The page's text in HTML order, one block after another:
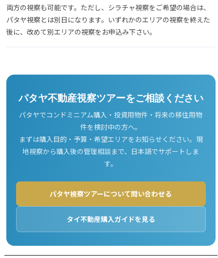
両方の視察も可能です。ただし、シラチャ視察をご希望の場合は、
パタヤ視察とは別日になります。いずれかのエリアの視察を終えた
後に、改めて別エリアの視察をお申込み下さい。
パタヤ不動産視察ツアーをご相談ください
パタヤでコンドミニアム購入・投資用物件・将来の移住用物
件を検討中の方へ。
まずは購入目的・予算・希望エリアをお知らせください。現
地視察から購入後の管理相談まで、日本語でサポートしま
す。
パタヤ視察ツアーについて問い合わせる
タイ不動産購入ガイドを見る